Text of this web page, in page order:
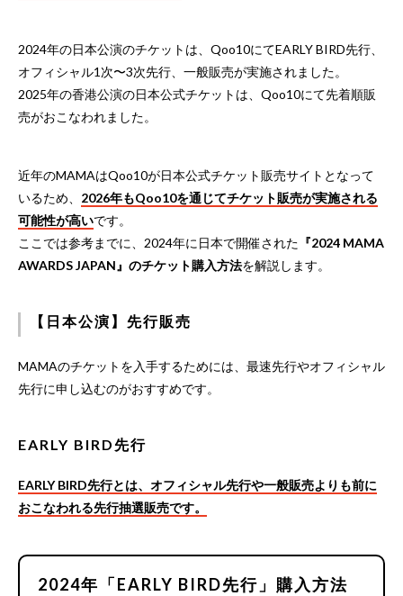
2024年の日本公演のチケットは、Qoo10にてEARLY BIRD先行、
オフィシャル1次〜3次先行、一般販売が実施されました。
2025年の香港公演の日本公式チケットは、Qoo10にて先着順販
売がおこなわれました。
近年のMAMAはQoo10が日本公式チケット販売サイトとなって
いるため、 2026年もQoo10を通じてチケット販売が実施される
可能性が高いです。
ここでは参考までに、2024年に日本で開催された 『2024 MAMA
AWARDS JAPAN』のチケット購入方法を解説します。
【日本公演】先行販売
MAMAのチケットを入手するためには、最速先行やオフィシャル
先行に申し込むのがおすすめです。
EARLY BIRD先行
EARLY BIRD先行とは、オフィシャル先行や一般販売よりも前に
おこなわれる先行抽選販売です。
2024年「EARLY BIRD先行」購入方法